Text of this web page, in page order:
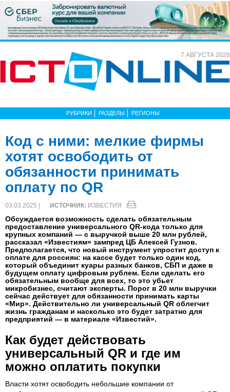
7 АВГУСТА 2026
РУБРИКИ РАЗДЕЛЫ РЕГИОНЫ
Код с ними: мелкие фирмы
хотят освободить от
обязанности принимать
оплату по QR
03.03.2025 | ИСТОЧНИК: ИЗВЕСТИЯ
Обсуждается возможность сделать обязательным
предоставление универсального QR-кода только для
крупных компаний — с выручкой выше 20 млн рублей,
рассказал «Известиям» зампред ЦБ Алексей Гузнов.
Предполагается, что новый инструмент упростит доступ к
оплате для россиян: на кассе будет только один код,
который объединит куары разных банков, СБП и даже в
будущем оплату цифровым рублем. Если сделать его
обязательным вообще для всех, то это убьет
микробизнес, считают эксперты. Порог в 20 млн выручки
сейчас действует для обязанности принимать карты
«Мир». Действительно ли универсальный QR облегчит
жизнь гражданам и насколько это будет затратно для
предприятий — в материале «Известий».
Как будет действовать
универсальный QR и где им
можно оплатить покупки
Власти хотят освободить небольшие компании от